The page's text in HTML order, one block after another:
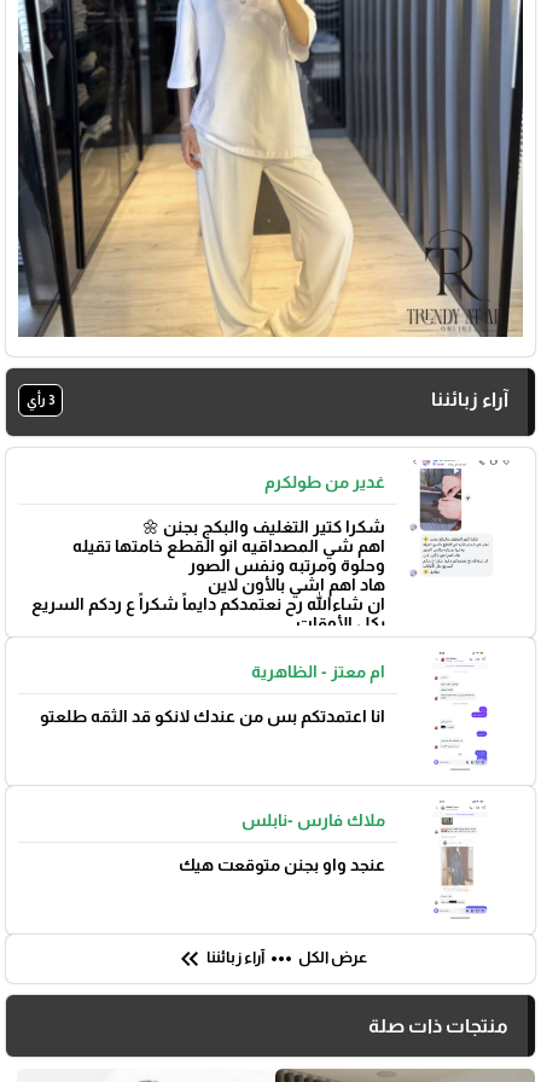
آراء زبائننا 3 رأي
غدير من طولكرم
شكرا كتير التغليف والبكج بجنن 🌼
اهم شي المصداقيه انو القطع خامتها تقيله
وحلوة ومرتبه ونفس الصور
هاد اهم اشي بالأون لاين
ان شاءالله رح نعتمدكم دايماً شكراً ع ردكم السريع
بكل الأوقات
بتوفيق 🌼
ام معتز - الظاهرية
انا اعتمدتكم بس من عندك لانكو قد الثقه طلعتو
ملاك فارس -نابلس
عنجد واو بجنن متوقعت هيك
عرض الكل more_horiz آراء زبائننا keyboard_double_arrow_left
منتجات ذات صلة